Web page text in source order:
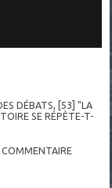
DÉBATS, [53] "LA
SE RÉPÈTE-T-
COMMENTAIRE